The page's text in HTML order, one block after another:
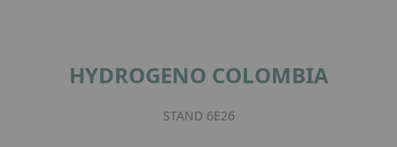
HYDROGENO COLOMBIA
STAND 6E26